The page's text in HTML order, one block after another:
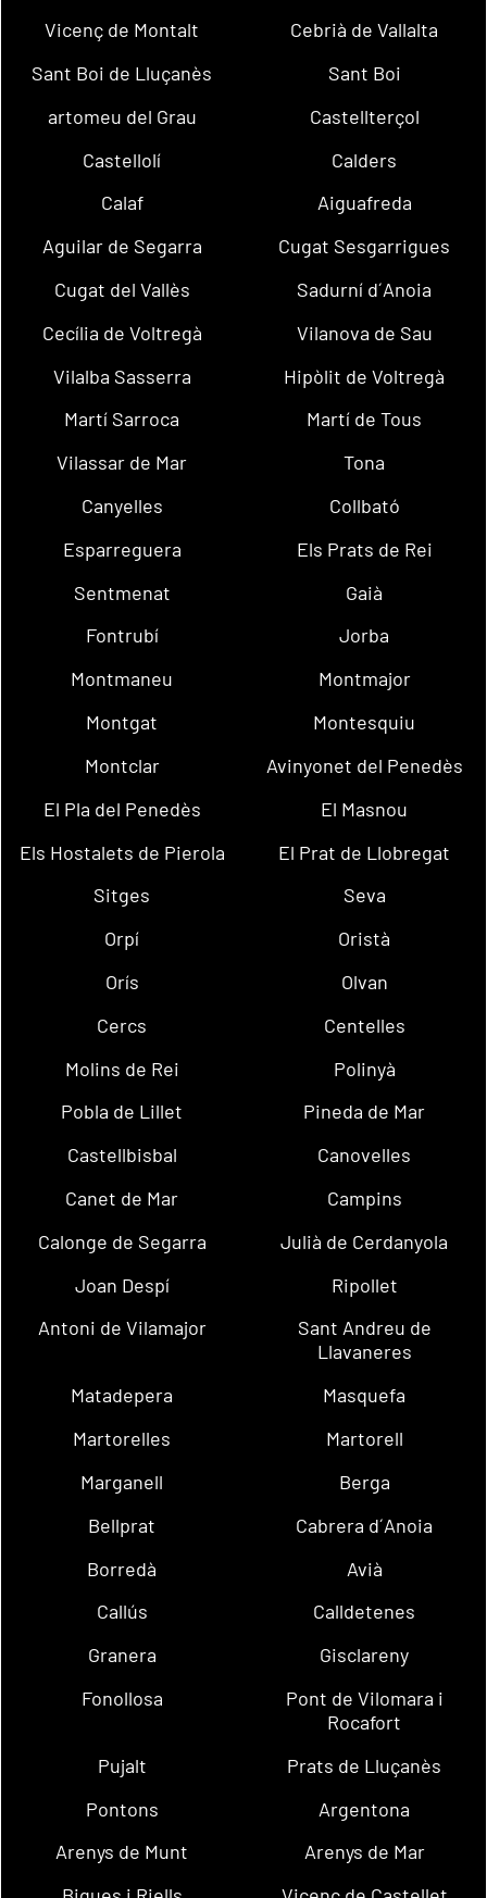
Vicenç de Montalt
Cebrià de Vallalta
Sant Boi de Lluçanès
Sant Boi
artomeu del Grau
Castellterçol
Castellolí
Calders
Calaf
Aiguafreda
Aguilar de Segarra
Cugat Sesgarrigues
Cugat del Vallès
Sadurní d´Anoia
Cecília de Voltregà
Vilanova de Sau
Vilalba Sasserra
Hipòlit de Voltregà
Martí Sarroca
Martí de Tous
Vilassar de Mar
Tona
Canyelles
Collbató
Esparreguera
Els Prats de Rei
Sentmenat
Gaià
Fontrubí
Jorba
Montmaneu
Montmajor
Montgat
Montesquiu
Montclar
Avinyonet del Penedès
El Pla del Penedès
El Masnou
Els Hostalets de Pierola
El Prat de Llobregat
Sitges
Seva
Orpí
Oristà
Orís
Olvan
Cercs
Centelles
Molins de Rei
Polinyà
Pobla de Lillet
Pineda de Mar
Castellbisbal
Canovelles
Canet de Mar
Campins
Calonge de Segarra
Julià de Cerdanyola
Joan Despí
Ripollet
Antoni de Vilamajor
Sant Andreu de
Llavaneres
Matadepera
Masquefa
Martorelles
Martorell
Marganell
Berga
Bellprat
Cabrera d´Anoia
Borredà
Avià
Callús
Calldetenes
Granera
Gisclareny
Fonollosa
Pont de Vilomara i
Rocafort
Pujalt
Prats de Lluçanès
Pontons
Argentona
Arenys de Munt
Arenys de Mar